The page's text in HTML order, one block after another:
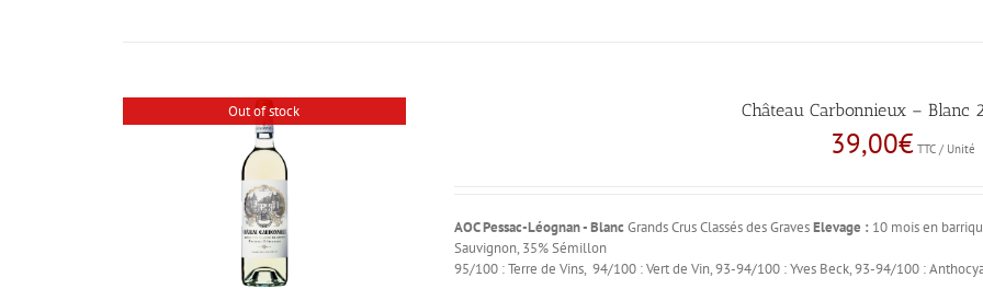
Out of stock Château Carbonnieux – Blanc
39,00€ TTC / Unité
AOC Pessac-Léognan - Blanc Grands Crus Classés des GravesElevage : 10 mois en
Sauvignon, 35% Sémillon
95/100 : Terre de Vins, 94/100 : Vert de Vin, 93-94/100 : Yves Beck, 93-94/100 :